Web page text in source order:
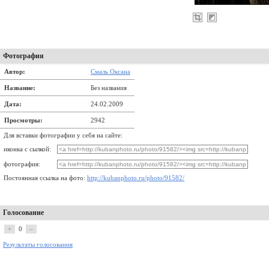
Фотография
Автор: Смаль Оксана
Название: Без названия
Дата: 24.02.2009
Просмотры: 2942
Для вставки фотографии у себя на сайте:
иконка с сылкой:
фотография:
Постоянная ссылка на фото: http://kubanphoto.ru/photo/91582/
Голосование
+ 0 –
Результаты голосования